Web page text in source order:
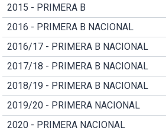
2015 - PRIMERA B
2016 - PRIMERA B NACIONAL
2016/17 - PRIMERA B NACIONAL
2017/18 - PRIMERA B NACIONAL
2018/19 - PRIMERA B NACIONAL
2019/20 - PRIMERA NACIONAL
2020 - PRIMERA NACIONAL